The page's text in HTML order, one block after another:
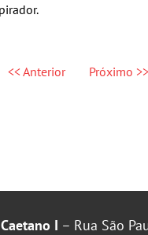
<< Anterior Próximo >>
I – Rua São